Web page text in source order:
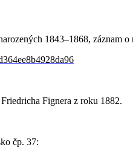
1843–1868, záznam o
Fignera z roku 1882.
čp. 37: